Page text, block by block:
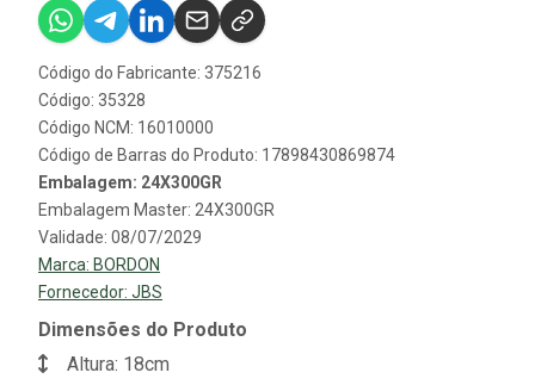
Código do Fabricante: 375216
Código: 35328
Código NCM: 16010000
Código de Barras do Produto: 17898430869874
Embalagem: 24X300GR
Embalagem Master: 24X300GR
Validade: 08/07/2029
Marca: BORDON
Fornecedor: JBS
Dimensões do Produto
Altura: 18cm